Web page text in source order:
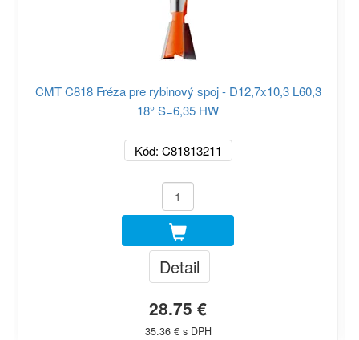
CMT C818 Fréza pre rybinový spoj - D12,7x10,3 L60,3
18° S=6,35 HW
Kód: C81813211
Detail
28.75 €
35.36 € s DPH